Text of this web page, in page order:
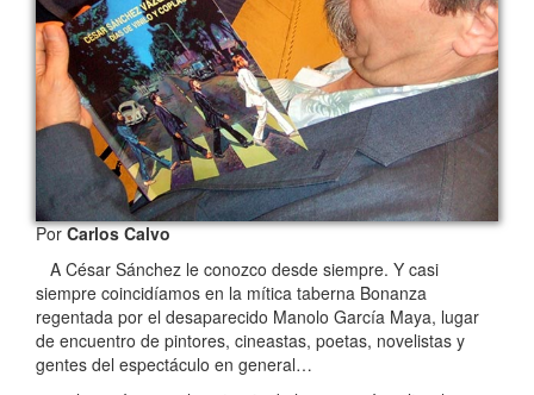
PorCarlos Calvo
A César Sánchez le conozco desde siempre. Y casi
siempre coincidíamos en la mítica taberna Bonanza
regentada por el desaparecido Manolo García Maya, lugar
de encuentro de pintores, cineastas, poetas, novelistas y
gentes del espectáculo en general…